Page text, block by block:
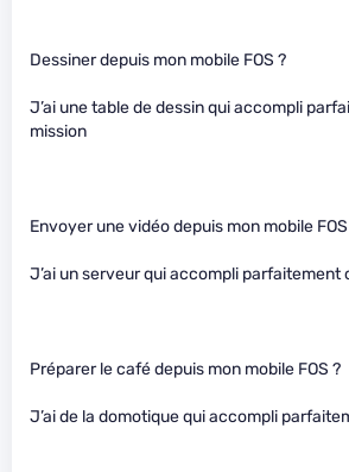
Dessiner depuis mon mobile FOS ?
J’ai une table de dessin qui accompli
mission
Envoyer une vidéo depuis mon mobile
J’ai un serveur qui accompli parfaitement
Préparer le café depuis mon mobile FOS ?
J’ai de la domotique qui accompli